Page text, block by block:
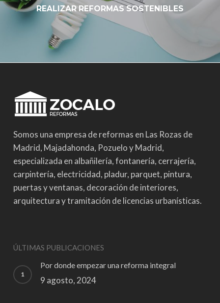
REALIZAR REFORMAS SOSTENIBLES
Somos una empresa de reformas en Las Rozas de
Madrid, Majadahonda, Pozuelo y Madrid,
especializada en albañilería, fontanería, cerrajería,
carpintería, electricidad, pladur, parquet, pintura,
puertas y ventanas, decoración de interiores,
arquitectura y tramitación de licencias urbanísticas.
ÚLTIMAS PUBLICACIONES
Por donde empezar una reforma integral
9 agosto, 2024